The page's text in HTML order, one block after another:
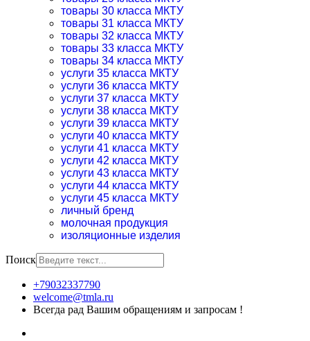
товары 30 класса МКТУ
товары 31 класса МКТУ
товары 32 класса МКТУ
товары 33 класса МКТУ
товары 34 класса МКТУ
услуги 35 класса МКТУ
услуги 36 класса МКТУ
услуги 37 класса МКТУ
услуги 38 класса МКТУ
услуги 39 класса МКТУ
услуги 40 класса МКТУ
услуги 41 класса МКТУ
услуги 42 класса МКТУ
услуги 43 класса МКТУ
услуги 44 класса МКТУ
услуги 45 класса МКТУ
личный бренд
молочная продукция
изоляционные изделия
Поиск
+79032337790
welcome@tmla.ru
Всегда рад Вашим обращениям и запросам !